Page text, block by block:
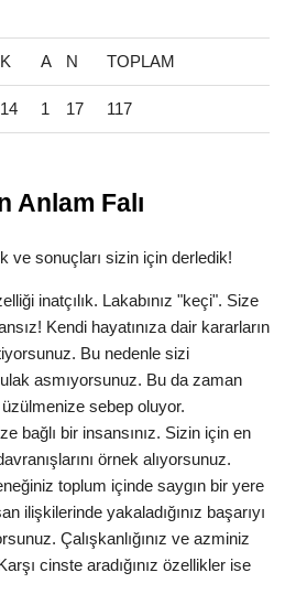
K A N TOPLAM
14 1 17 117
Anlam Falı
ve sonuçları sizin için derledik!
inatçılık. Lakabınız "keçi". Size
Kendi hayatınıza dair kararların
Bu nedenle sizi
asmıyorsunuz. Bu da zaman
sebep oluyor.
bağlı bir insansınız. Sizin için en
örnek alıyorsunuz.
toplum içinde saygın bir yere
ilişkilerinde yakaladığınız başarıyı
Çalışkanlığınız ve azminiz
cinste aradığınız özellikler ise